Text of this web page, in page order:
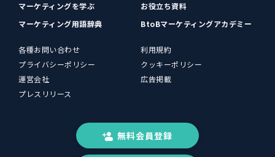
マーケティングを学ぶ
お役立ち資料
マーケティング用語辞典
BtoBマーケティングアカデミー
各種お問い合わせ
利用規約
プライバシーポリシー
クッキーポリシー
運営会社
広告掲載
プレスリリース
無料会員登録